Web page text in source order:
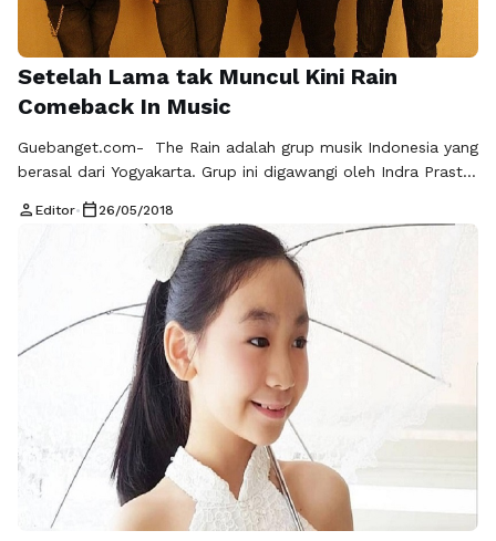
Setelah Lama tak Muncul Kini Rain
Comeback In Music
Guebanget.com- The Rain adalah grup musik Indonesia yang
berasal dari Yogyakarta. Grup ini digawangi oleh Indra Prasta
(bass) dan Iwan Tanda (gitar, vokal). Hingga 2011, The Rain
telah merilis empat album (2007) dan perjalanan Tak
tergantikan (2009). Mereka juga menulis sebuah komik
banyolan bejudul Cihuy Anak Band …
Baca Selengkapnya
person Editor• calendar_today 26/05/2018